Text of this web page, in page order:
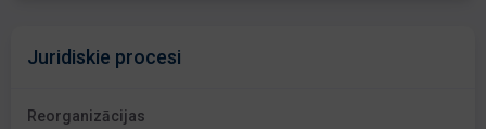
Juridiskie procesi
Reorganizācijas